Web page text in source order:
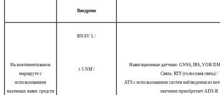
Внедрено
На континентальном
маршруте с
использованием
наземных навиг. средств
RNAV 5 /
± 5 NM /
Навигационные датчики: GNSS, IRS, VOR/
Связь: RTF (голосовая связь) /
ATS с использованием систем наблюдения из
значение приобретает ADS-B